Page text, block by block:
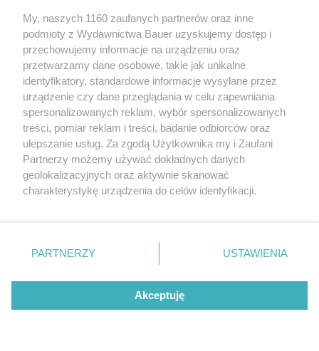
CZYTAJ WIĘCEJ
My, naszych 1160 zaufanych partnerów oraz inne
podmioty z Wydawnictwa Bauer uzyskujemy dostęp i
przechowujemy informacje na urządzeniu oraz
przetwarzamy dane osobowe, takie jak unikalne
identyfikatory, standardowe informacje wysyłane przez
urządzenie czy dane przeglądania w celu zapewniania
spersonalizowanych reklam, wybór spersonalizowanych
treści, pomiar reklam i treści, badanie odbiorców oraz
ulepszanie usług. Za zgodą Użytkownika my i Zaufani
Partnerzy możemy używać dokładnych danych
geolokalizacyjnych oraz aktywnie skanować
charakterystykę urządzenia do celów identyfikacji.
zmienić/wycofać klikając przycisk ustawień prywatności
znajdujący się w lewym dolnym rogu strony
rodzaje przetwarzania danych nie wymagają zgody
użytkownika, ale masz prawo sprzeciwić się takiemu
PARTNERZY USTAWIENIA
Akceptuję